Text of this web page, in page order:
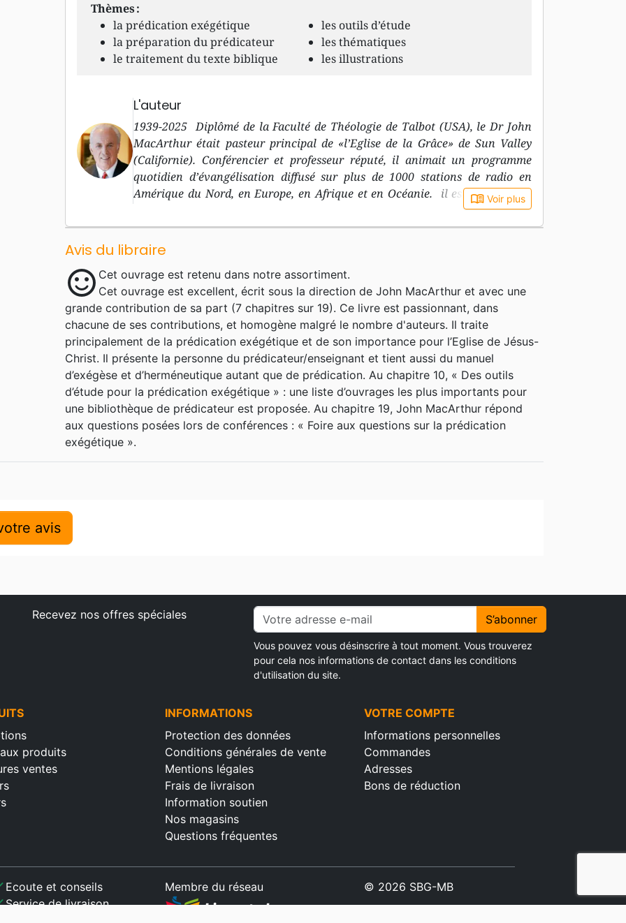
Thèmes :
la prédication exégétique
la préparation du prédicateur
le traitement du texte biblique
les outils d’étude
les thématiques
les illustrations
L'auteur
1939-2025 Diplômé de la Faculté de Théologie de Talbot (USA), le Dr John
MacArthur était pasteur principal de «l’Eglise de la Grâce» de Sun Valley
(Californie). Conférencier et professeur réputé, il animait un programme
quotidien d’évangélisation diffusé sur plus de 1000 stations de radio en
Amérique du Nord, en Europe, en Afrique et en Océanie. il est connu pour
ses prises de position parfois très fermes et claires et son désir d’attachement
à la Parole et la prédication textuelle. Il aura consacré sa vie à une théologie
rigoureuse, fondée sur l’étude approfondie des Écritures en mettant l’accent
derrière lui l’héritage de milliers de prédications, d’une série de
commentaires complète du Nouveau Testament et près de 150 livres édités
dont de nombreux ont été traduits en français. Il est également le rédacteur
de la remarquable Bible d'étude portant son nom, éditée par la Société
Biblique de Genève.
book_open Voir plus
Avis du libraire
sentiment_satisfied Cet ouvrage est retenu dans notre assortiment.
Cet ouvrage est excellent, écrit sous la direction de John MacArthur et avec une
grande contribution de sa part (7 chapitres sur 19). Ce livre est passionnant, dans
chacune de ses contributions, et homogène malgré le nombre d'auteurs. Il traite
principalement de la prédication exégétique et de son importance pour l’Eglise de Jésus-
Christ. Il présente la personne du prédicateur/enseignant et tient aussi du manuel
d’exégèse et d’herméneutique autant que de prédication. Au chapitre 10, « Des outils
d’étude pour la prédication exégétique » : une liste d’ouvrages les plus importants pour
une bibliothèque de prédicateur est proposée. Au chapitre 19, John MacArthur répond
aux questions posées lors de conférences : « Foire aux questions sur la prédication
exégétique ».
avis
Recevez nos offres spéciales S’abonner
Vous pouvez vous désinscrire à tout moment. Vous trouverez
pour cela nos informations de contact dans les conditions
d'utilisation du site.
produits
ventes
INFORMATIONS
Protection des données
Conditions générales de vente
Mentions légales
Frais de livraison
Information soutien
Nos magasins
Questions fréquentes
VOTRE COMPTE
Informations personnelles
Commandes
Adresses
Bons de réduction
Ecoute et conseils
Service de livraison
Membre du réseau © 2026 SBG-MB